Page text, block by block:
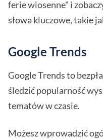
ferie wiosenne" i
słowa kluczowe, takie
Google Trends
Google Trends to
śledzić popularność
tematów w czasie.
Możesz wprowadzić